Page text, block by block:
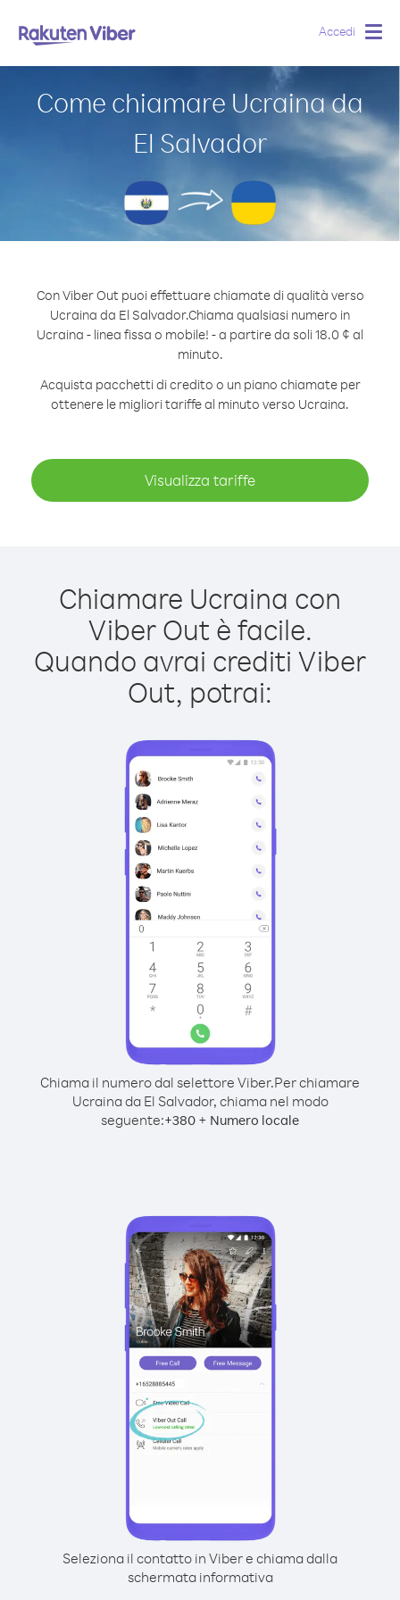
Accedi
Come chiamare Ucraina da
El Salvador
Con Viber Out puoi effettuare chiamate di qualità verso
Ucraina da El Salvador.Chiama qualsiasi numero in
Ucraina - linea fissa o mobile! - a partire da soli 18.0 ¢ al
minuto.
Acquista pacchetti di credito o un piano chiamate per
ottenere le migliori tariffe al minuto verso Ucraina.
Visualizza tariffe
Chiamare Ucraina con
Viber Out è facile.
Quando avrai crediti Viber
Out, potrai:
Chiama il numero dal selettore Viber.Per chiamare
Ucraina da El Salvador, chiama nel modo
seguente:+380 + Numero locale
Seleziona il contatto in Viber e chiama dalla
schermata informativa